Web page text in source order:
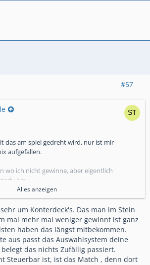
#57
das am spiel gedreht wird, nur ist mir
aufgefallen.
wo ich nicht gewinne, aber eigentlich
bin.
immer konterdecks bekommt .
mit nem deck was ich am ersten tag
ist mir kein muster unter gekommen
Alles anzeigen
um Konterdeck's. Das man im Stein
mal mehr mal weniger gewinnt ist ganz
haben das längst mitbekommen.
aus passt das Auswahlsystem deine
das nichts Zufällig passiert.
Steuerbar ist, ist das Match , denn dort